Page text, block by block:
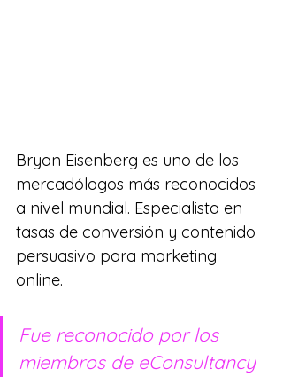
Bryan Eisenberg es uno de los
mercadólogos más reconocidos
a nivel mundial. Especialista en
tasas de conversión y contenido
persuasivo para marketing
online.
Fue reconocido por los
miembros de eConsultancy